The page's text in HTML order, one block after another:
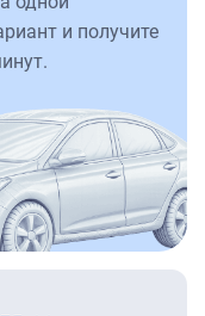
и получите